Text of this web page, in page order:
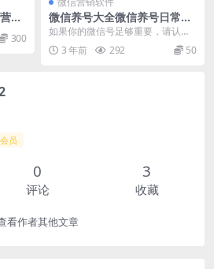
销
件
300
微信养号大全微信养号日常经
验
如果你的微信号足够重要，请认真
阅读本文章。 近日微信凡是频繁
加好友...
3 年前 292 50
员
0
评论
3
收藏
看作者其他文章